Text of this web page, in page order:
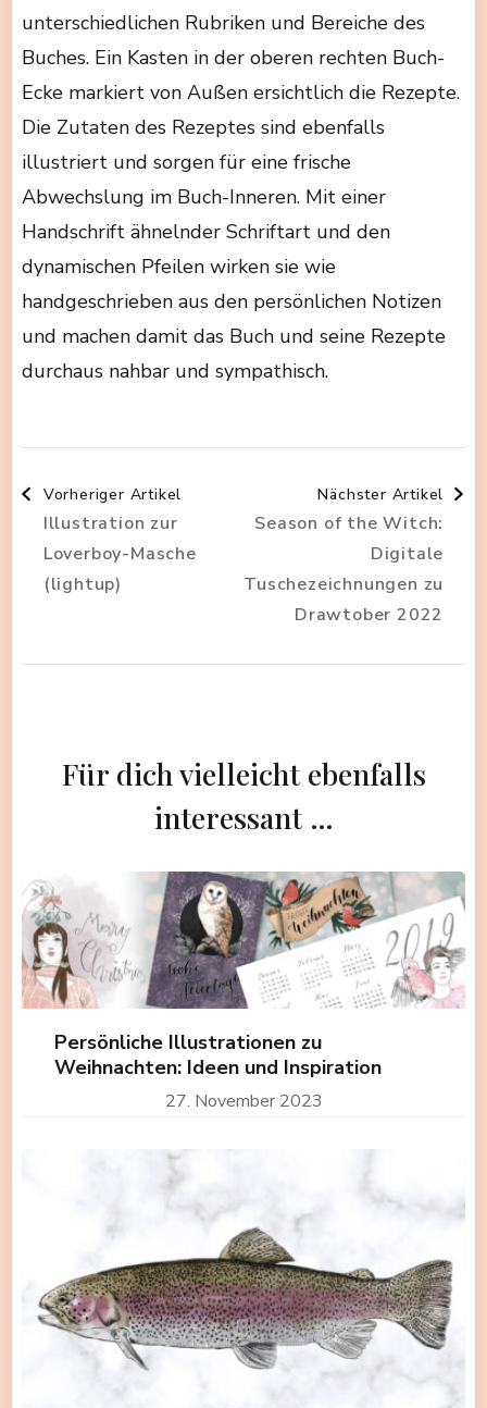
unterschiedlichen Rubriken und Bereiche des
Buches. Ein Kasten in der oberen rechten Buch-
Ecke markiert von Außen ersichtlich die Rezepte.
Die Zutaten des Rezeptes sind ebenfalls
illustriert und sorgen für eine frische
Abwechslung im Buch-Inneren. Mit einer
Handschrift ähnelnder Schriftart und den
dynamischen Pfeilen wirken sie wie
handgeschrieben aus den persönlichen Notizen
und machen damit das Buch und seine Rezepte
durchaus nahbar und sympathisch.
Beitragsnavigation
Vorheriger Artikel
Illustration zur
Loverboy-Masche
(lightup)
Nächster Artikel
Season of the Witch:
Digitale
Tuschezeichnungen zu
Drawtober 2022
Für dich vielleicht ebenfalls
interessant …
Persönliche Illustrationen zu
Weihnachten: Ideen und Inspiration
27. November 2023